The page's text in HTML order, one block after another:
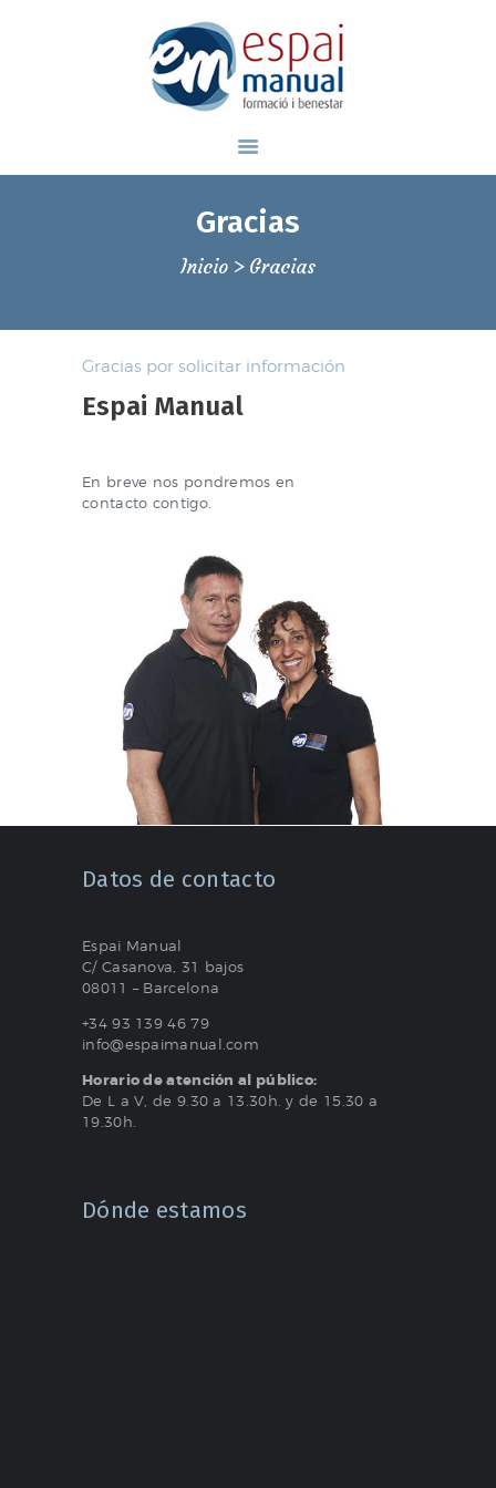
Gracias
Inicio Gracias
Espai Manual, formación y bienestar
ESCUELA DE MASAJE EN BARCELONA
ÁREA BIENESTAR
93 139 46 79
Gracias por solicitar información
Espai Manual
En breve nos pondremos en
contacto contigo.
Datos de contacto
Espai Manual
C/ Casanova, 31 bajos
08011 – Barcelona
+34 93 139 46 79
info@espaimanual.com
Horario de atención al público:
De L a V, de 9.30 a 13.30h. y de 15.30 a
19.30h.
Dónde estamos